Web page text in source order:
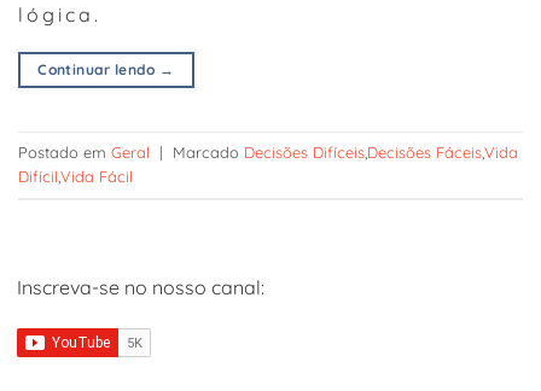
lógica.
Continuar lendo →
Postado em Geral | Marcado Decisões DifíceisDecisões FáceisVida
DifícilVida Fácil
Inscreva-se no nosso canal: